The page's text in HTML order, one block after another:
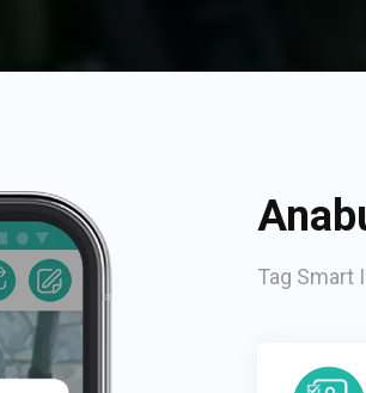
Tag Smart